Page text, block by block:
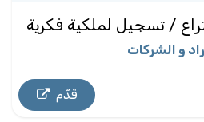
/ تسجيل لملكية فكرية
و الشركات
قدّم